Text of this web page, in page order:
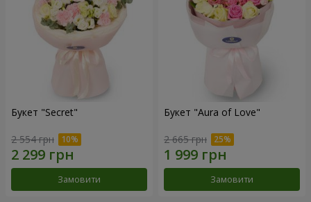
Букет "Secret"
2 554 грн
Замовити
Букет "Aura of Love"
2 665 грн
Замовити